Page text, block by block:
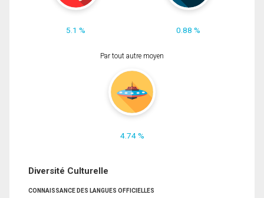
5.1 % 0.88 %
Par tout autre moyen
4.74 %
Diversité Culturelle
CONNAISSANCE DES LANGUES OFFICIELLES